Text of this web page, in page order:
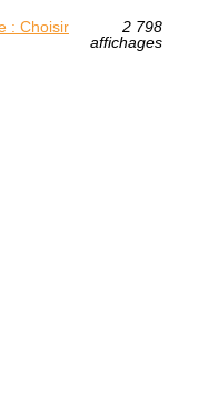
: Choisir
2 798
affichages